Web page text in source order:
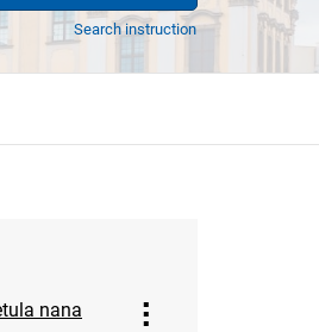
Search instruction
nana